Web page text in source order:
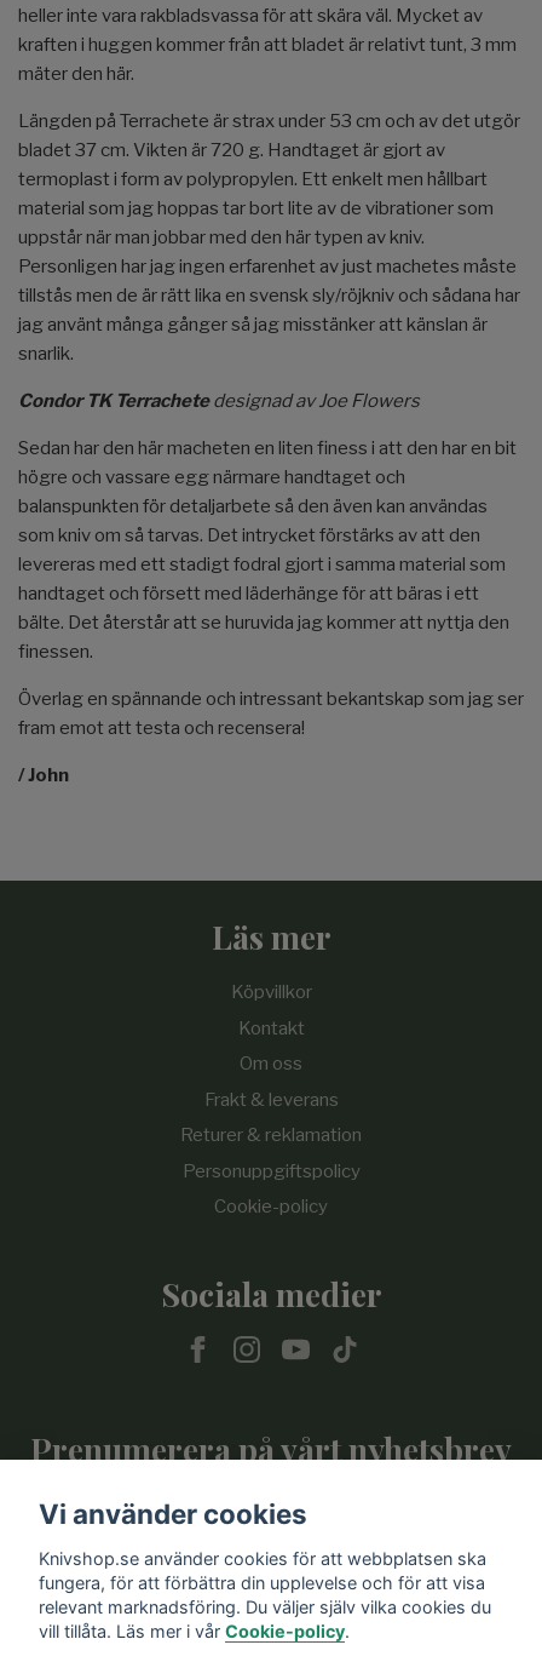
heller inte vara rakbladsvassa för att skära väl. Mycket av
kraften i huggen kommer från att bladet är relativt tunt, 3 mm
mäter den här.
Längden på Terrachete är strax under 53 cm och av det utgör
bladet 37 cm. Vikten är 720 g. Handtaget är gjort av
termoplast i form av polypropylen. Ett enkelt men hållbart
material som jag hoppas tar bort lite av de vibrationer som
uppstår när man jobbar med den här typen av kniv.
Personligen har jag ingen erfarenhet av just machetes måste
tillstås men de är rätt lika en svensk sly/röjkniv och sådana har
jag använt många gånger så jag misstänker att känslan är
snarlik.
Condor TK Terrachetedesignad av Joe Flowers
Sedan har den här macheten en liten finess i att den har en bit
högre och vassare egg närmare handtaget och
balanspunkten för detaljarbete så den även kan användas
som kniv om så tarvas. Det intrycket förstärks av att den
levereras med ett stadigt fodral gjort i samma material som
handtaget och försett med läderhänge för att bäras i ett
bälte. Det återstår att se huruvida jag kommer att nyttja den
finessen.
Överlag en spännande och intressant bekantskap som jag ser
fram emot att testa och recensera!
/ John
Läs mer
Köpvillkor
Kontakt
Om oss
Frakt & leverans
Returer & reklamation
Personuppgiftspolicy
Cookie-policy
Sociala medier
Prenumerera på vårt nyhetsbrev
Vi använder cookies
Knivshop.se använder cookies för att webbplatsen ska
fungera, för att förbättra din upplevelse och för att visa
relevant marknadsföring. Du väljer själv vilka cookies du
vill tillåta. Läs mer i vår Cookie-policy.